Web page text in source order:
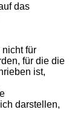
das
für
für die die
ist,
darstellen,